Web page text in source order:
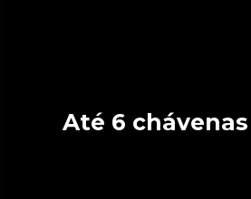
Até 6